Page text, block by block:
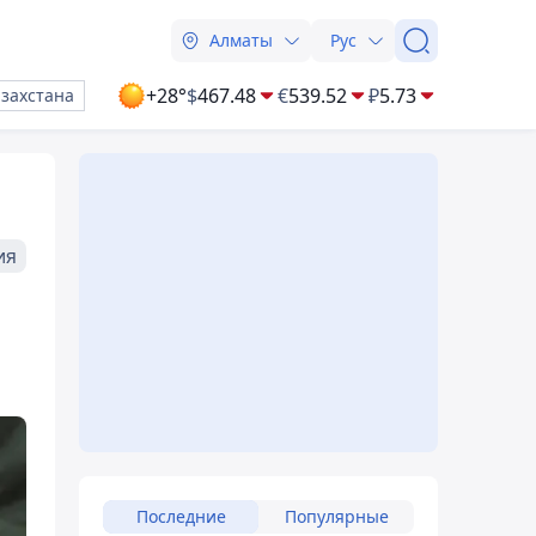
Алматы Рус
+28°$467.48 €539.52 ₽5.73
Последние Популярные